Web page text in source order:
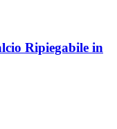
Ripiegabile in